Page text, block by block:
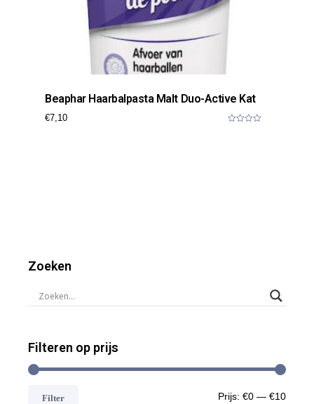
Beaphar Haarbalpasta Malt Duo-Active Kat
€7,10
Zoeken
Filteren op prijs
MM
Filter Prijs: €0 — €10